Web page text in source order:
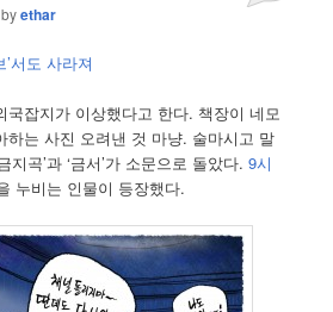
byethar
서도 사라져
국잡지가 이상했다고 한다. 책장이 네모
하는 사진 오려낸 것 마냥. 술마시고 말
지곡’과 ‘금서’가 소문으로 돌았다.9시
누비는 인물이 등장했다.